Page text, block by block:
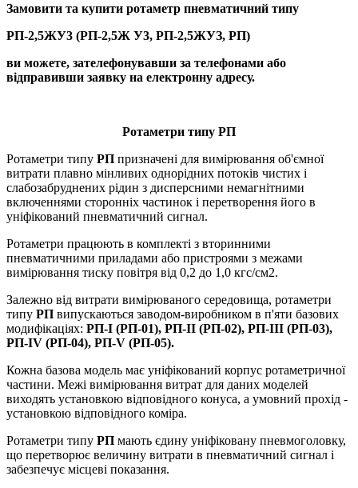
Замовити та купити ротаметр пневматичний типу
РП-2,5ЖУ3 (РП-2,5Ж У3, РП-2,5ЖУЗ, РП)
ви можете, зателефонувавши за телефонами або
відправивши заявку на електронну адресу.
Ротаметри типу РП
Ротаметри типу РП призначені для вимірювання об'ємної
витрати плавно мінливих однорідних потоків чистих і
слабозабруднених рідин з дисперсними немагнітними
включеннями сторонніх частинок і перетворення його в
уніфікований пневматичний сигнал.
Ротаметри працюють в комплекті з вторинними
пневматичними приладами або пристроями з межами
вимірювання тиску повітря від 0,2 до 1,0 кгс/см2.
Залежно від витрати вимірюваного середовища, ротаметри
типу РП випускаються заводом-виробником в п'яти базових
модифікаціях: РП-I (РП-01), РП-II (РП-02), РП-III (РП-03),
РП-IV (РП-04), РП-V (РП-05).
Кожна базова модель має уніфікований корпус ротаметричної
частини. Межі вимірювання витрат для даних моделей
виходять установкою відповідного конуса, а умовний прохід -
установкою відповідного коміра.
Ротаметри типу РП мають єдину уніфіковану пневмоголовку,
що перетворює величину витрати в пневматичний сигнал і
забезпечує місцеві показання.